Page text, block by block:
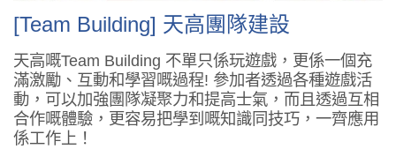
[Team Building] 天高團隊建設
天高嘅Team Building 不單只係玩遊戲，更係一個充
滿激勵、互動和學習嘅過程! 參加者透過各種遊戲活
動，可以加強團隊凝聚力和提高士氣，而且透過互相
合作嘅體驗，更容易把學到嘅知識同技巧，一齊應用
係工作上！